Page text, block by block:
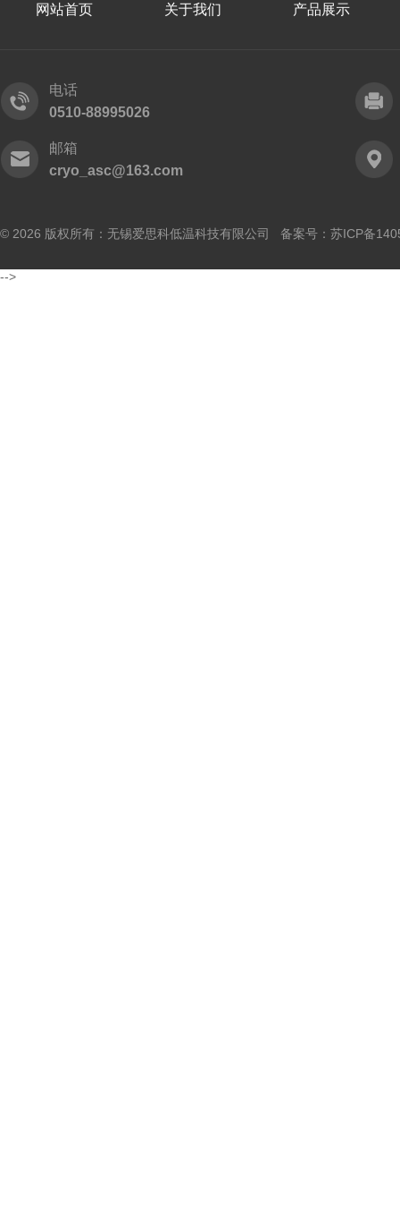
网站首页 关于我们 产品展示
电话
0510-88995026
邮箱
cryo_asc@163.com
© 2026 版权所有：无锡爱思科低温科技有限公司 备案号： 苏ICP备
-->